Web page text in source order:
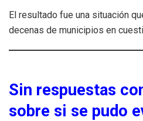
El resultado fue una situación
decenas de municipios en
Sin respuestas
sobre si se pudo